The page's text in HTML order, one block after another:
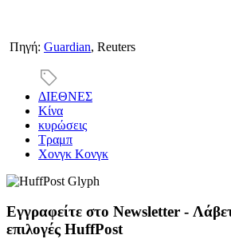
Πηγή: Guardian, Reuters
ΔΙΕΘΝΕΣ
Κίνα
κυρώσεις
Τραμπ
Χονγκ Κονγκ
Εγγραφείτε στο Newsletter -
επιλογές HuffPost